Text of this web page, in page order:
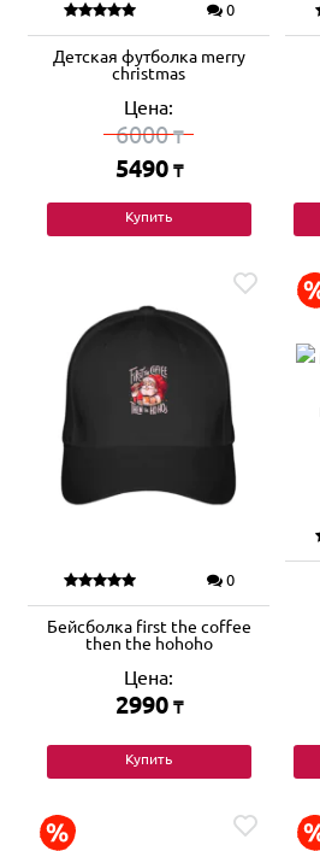
0
Детская футболка merry
christmas
Цена:
6000₸
5490 ₸
Купить
0
Бейсболка first the coffee
then the hohoho
Цена:
2990 ₸
Купить